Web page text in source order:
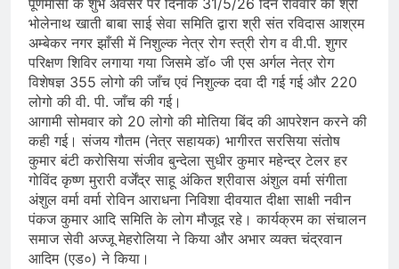
पूर्णमासी के शुभ अवसर पर दिनांक 31/5/26 दिन रविवार को श्री
भोलेनाथ खाती बाबा साई सेवा समिति द्वारा श्री संत रविदास आश्रम
अम्बेकर नगर झाँसी में निशुल्क नेत्र रोग स्त्री रोग व वी.पी. शुगर
परिक्षण शिविर लगाया गया जिसमे डॉ० जी एस अर्गल नेत्र रोग
विशेषज्ञ 355 लोगो की जाँच एवं निशुल्क दवा दी गई गई और 220
लोगो की वी. पी. जाँच की गई।
आगामी सोमवार को 20 लोगो की मोतिया बिंद की आपरेशन करने की
कही गई। संजय गौतम (नेत्र सहायक) भागीरत सरसिया संतोष
कुमार बंटी करोसिया संजीव बुन्देला सुधीर कुमार महेन्द्र टेलर हर
गोविंद कृष्ण मुरारी वर्जेंद्र साहू अंकित श्रीवास अंशुल वर्मा संगीता
अंशुल वर्मा वर्मा रोविन आराधना निविशा दीवयात दीक्षा साक्षी नवीन
पंकज कुमार आदि समिति के लोग मौजूद रहे। कार्यक्रम का संचालन
समाज सेवी अज्जू मेहरोलिया ने किया और अभार व्यक्त चंद्रवान
आदिम (एड०) ने किया।